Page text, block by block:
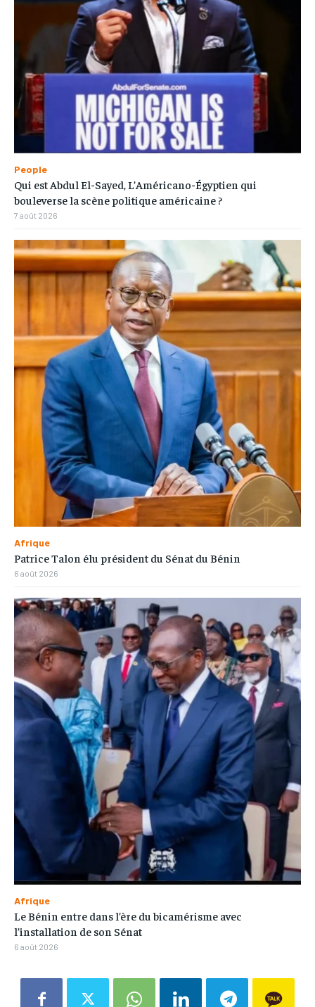
People
Qui est Abdul El-Sayed, L’Américano-Égyptien qui
bouleverse la scène politique américaine ?
7 août 2026
Afrique
Patrice Talon élu président du Sénat du Bénin
6 août 2026
Afrique
Le Bénin entre dans l’ère du bicamérisme avec
l’installation de son Sénat
6 août 2026